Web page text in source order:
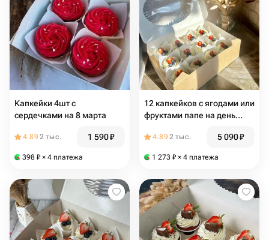
Капкейки 4шт с
сердечками на 8 марта
4.892 тыс. 1 590₽
398 ₽ × 4 платежа
12 капкейков с ягодами или
фруктами папе на день
4.892 тыс. 5 090₽
1 273 ₽ × 4 платежа